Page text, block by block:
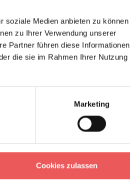
soziale Medien anbieten zu können
zu Ihrer Verwendung unserer
Partner führen diese Informationen
die sie im Rahmen Ihrer Nutzung
Marketing
Cookies zulassen